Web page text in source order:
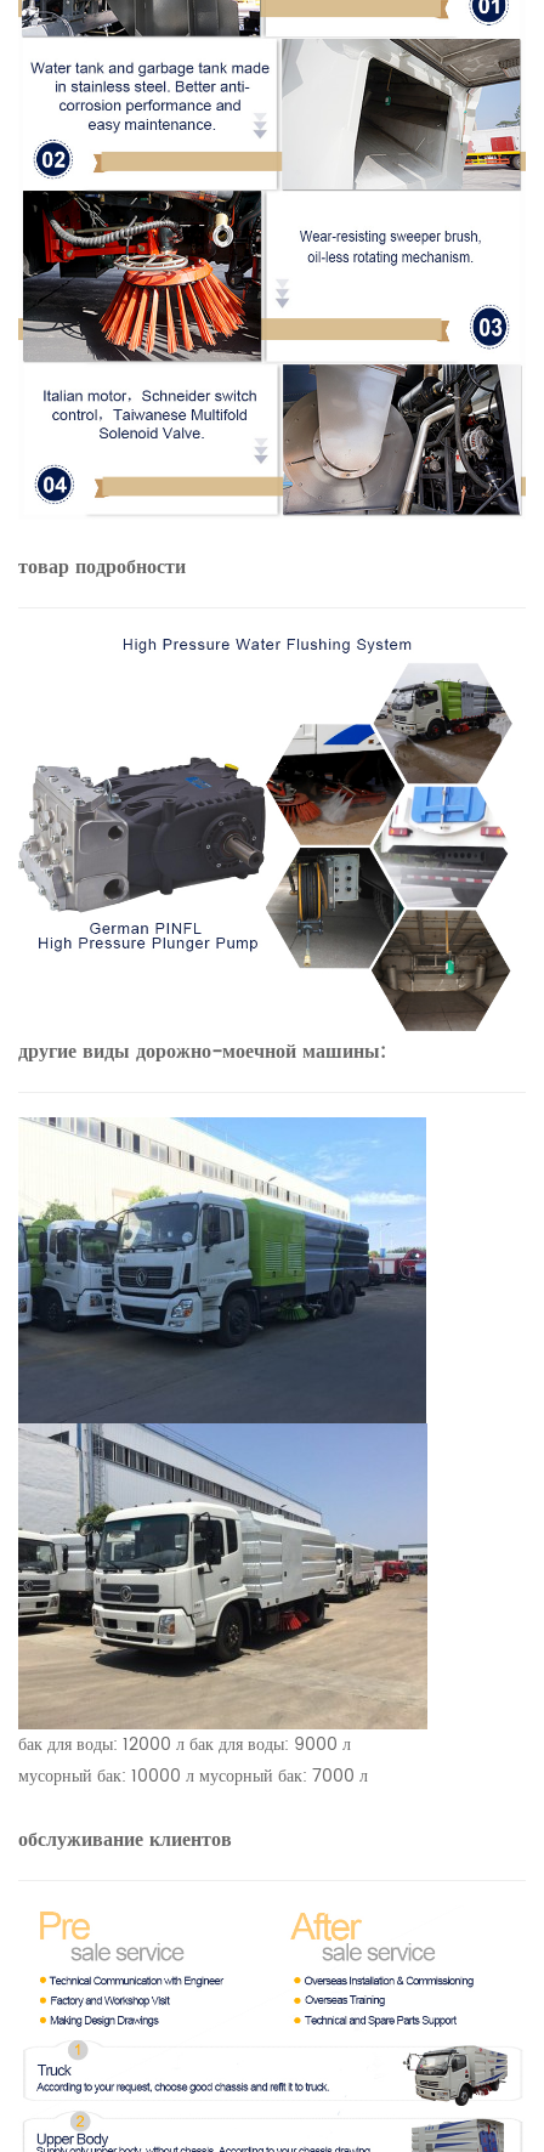
товарподробности
другие виды дорожно-моечной машины:
бак для воды: 12000 л бак для воды: 9000 л
мусорный бак: 10000 л мусорный бак: 7000 л
обслуживание клиентов